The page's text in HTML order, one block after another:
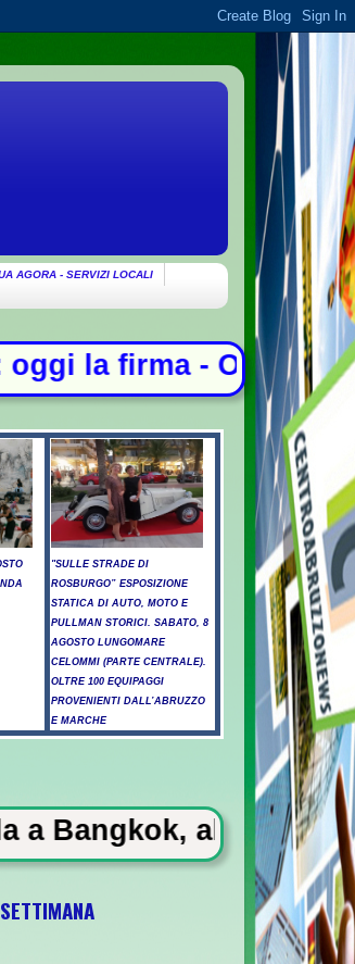
AGORA - SERVIZI LOCALI
di caldo per altri 10
"SULLE STRADE DI
ROSBURGO” ESPOSIZIONE
STATICA DI AUTO, MOTO E
PULLMAN STORICI. SABATO, 8
AGOSTO LUNGOMARE
CELOMMI (PARTE CENTRALE).
OLTRE 100 EQUIPAGGI
PROVENIENTI DALL’ABRUZZO
E MARCHE
Pescara l'ultima gara di
6 morti